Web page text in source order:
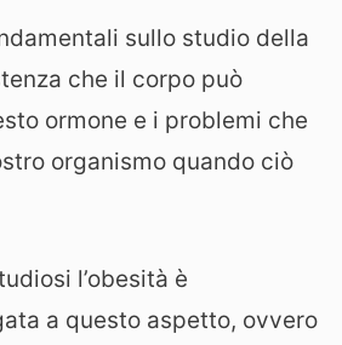
sullo studio della
che il corpo può
ormone e i problemi che
organismo quando ciò
l’obesità è
a questo aspetto, ovvero